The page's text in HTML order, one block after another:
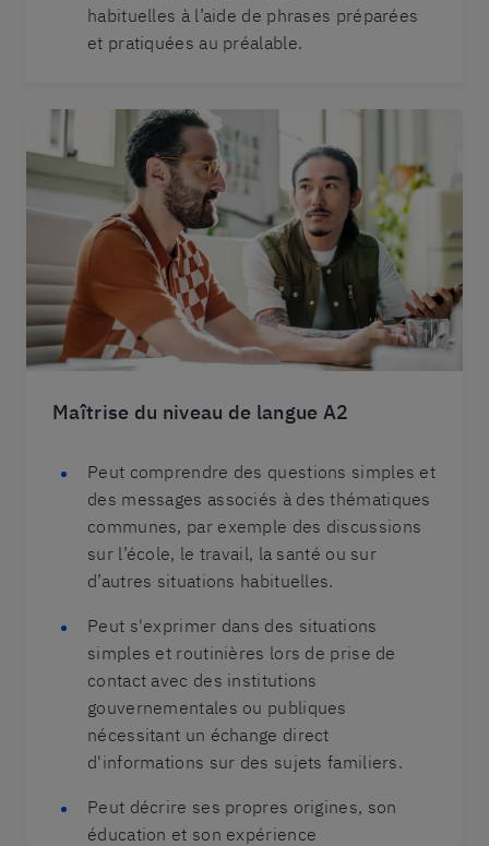
habituelles à l’aide de phrases préparées
et pratiquées au préalable.
Maîtrise du niveau de langue A2
Peut comprendre des questions simples et
des messages associés à des thématiques
communes, par exemple des discussions
sur l’école, le travail, la santé ou sur
d’autres situations habituelles.
Peut s'exprimer dans des situations
simples et routinières lors de prise de
contact avec des institutions
gouvernementales ou publiques
nécessitant un échange direct
d'informations sur des sujets familiers.
Peut décrire ses propres origines, son
éducation et son expérience